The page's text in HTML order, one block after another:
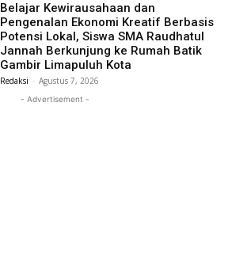
Belajar Kewirausahaan dan
Pengenalan Ekonomi Kreatif Berbasis
Potensi Lokal, Siswa SMA Raudhatul
Jannah Berkunjung ke Rumah Batik
Gambir Limapuluh Kota
Redaksi - Agustus 7, 2026
- Advertisement -